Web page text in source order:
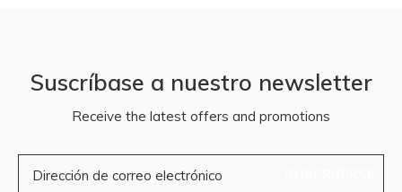
Suscríbase a nuestro newsletter
Receive the latest offers and promotions